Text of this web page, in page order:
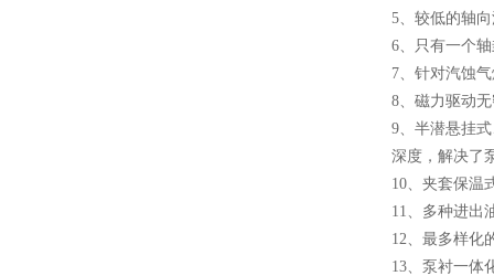
5、 较低的轴
6、
只有一个
7、 针对汽蚀
8、 磁力驱动
9、 半潜悬挂
深度，解决了
10、 夹套保温
11、 多种进出
12、 最多样化
13、 泵衬一体